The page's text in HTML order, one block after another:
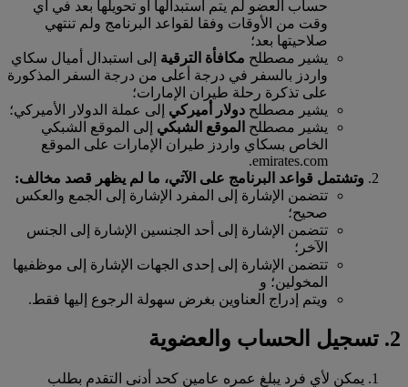
حساب العضو لم يتم استبدالها أو تحويلها بعد في أي
وقت من الأوقات وفقا لقواعد البرنامج ولم تنتهي
صلاحيتها بعد؛
يشير مصطلح مكافأة الترقية إلى استبدال أميال سكاي
واردز بالسفر في درجة أعلى من درجة السفر المذكورة
على تذكرة رحلة طيران الإمارات؛
يشير مصطلح دولار أميركي إلى عملة الدولار الأميركي؛
يشير مصطلح الموقع الشبكي إلى الموقع الشبكي
الخاص بسكاي واردز طيران الإمارات على الموقع
emirates.com.
وتشتمل قواعد البرنامج على الآتي، ما لم يظهر قصد مخالف:
تتضمن الإشارة إلى المفرد الإشارة إلى الجمع والعكس
صحيح؛
تتضمن الإشارة إلى أحد الجنسين الإشارة إلى الجنس
الآخر؛
تتضمن الإشارة إلى إحدى الجهات الإشارة إلى موظفيها
المخولين؛ و
ويتم إدراج العناوين بغرض سهولة الرجوع إليها فقط.
2. تسجيل الحساب والعضوية
يمكن لأي فرد يبلغ عمره عامين كحد أدنى التقدم بطلب